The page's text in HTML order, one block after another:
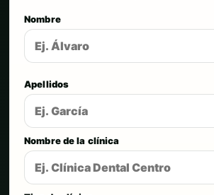
Nombre
Apellidos
Nombre de la clínica